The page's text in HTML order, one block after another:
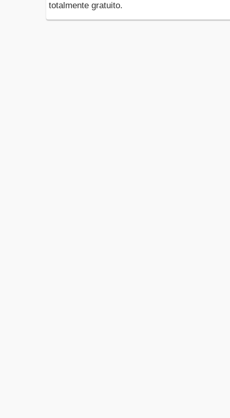
totalmente gratuito.